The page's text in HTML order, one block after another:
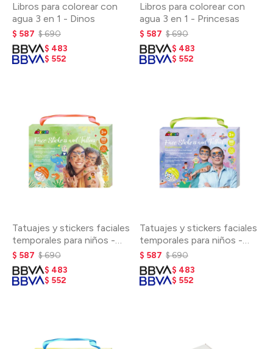
Libros para colorear con
agua 3 en 1 - Dinos
$ 587 $690
$ 483
$ 552
Libros para colorear con
agua 3 en 1 - Princesas
$ 587 $690
$ 483
$ 552
Tatuajes y stickers faciales
temporales para niños -
Animales
$ 587 $690
$ 483
$ 552
Tatuajes y stickers faciales
temporales para niños -
Superhéroes
$ 587 $690
$ 483
$ 552